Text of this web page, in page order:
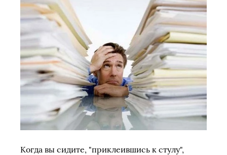
Когда вы сидите, "приклеившись к стулу",